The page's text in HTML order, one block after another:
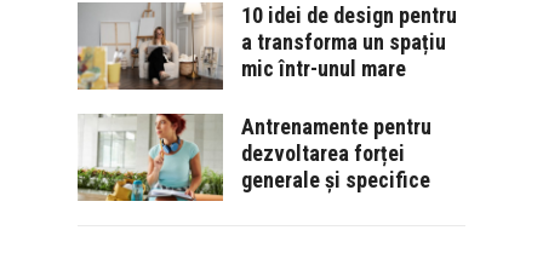
10 idei de design pentru
a transforma un spațiu
mic într-unul mare
Antrenamente pentru
dezvoltarea forței
generale și specifice